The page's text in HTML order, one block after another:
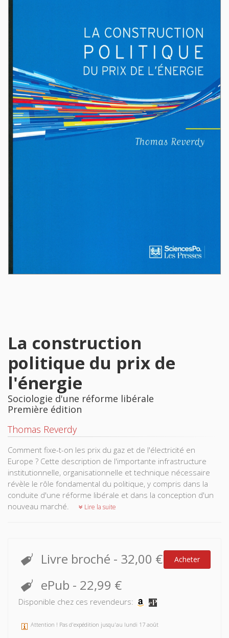
La construction
politique du prix de
l'énergie
Sociologie d'une réforme libérale
Première édition
Thomas Reverdy
Comment fixe-t-on les prix du gaz et de l'électricité en
Europe ? Cette description de l'importante infrastructure
institutionnelle, organisationnelle et technique nécessaire
révèle le rôle fondamental du politique, y compris dans la
conduite d'une réforme libérale et dans la conception d'un
nouveau marché.
Lire la suite
Livre broché - 32,00 € Acheter
ePub - 22,99 €
Disponible chez ces revendeurs:
Attention ! Pas d'expédition jusqu'au lundi 17 août